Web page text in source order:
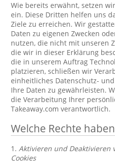
Wie bereits erwähnt, setzen
ein. Diese Dritten helfen uns
Ziele zu erreichen. Wir
Daten zu eigenen Zwecken
nutzen, die nicht mit unseren
die wir in dieser Erklärung
die in unserem Auftrag
platzieren, schließen wir
einheitliches Datenschutz-
Ihre Daten zu gewährleisten.
die Verarbeitung Ihrer
Takeaway.com verantwortlich.
Welche Rechte
1.Aktivieren und Deaktivieren
Cookies